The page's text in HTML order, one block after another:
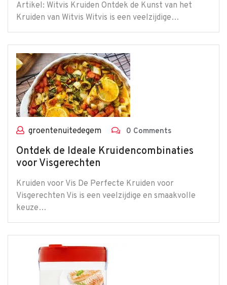
Artikel: Witvis Kruiden Ontdek de Kunst van het
Kruiden van Witvis Witvis is een veelzijdige…
groentenuitedegem 0 Comments
Ontdek de Ideale Kruidencombinaties
voor Visgerechten
Kruiden voor Vis De Perfecte Kruiden voor
Visgerechten Vis is een veelzijdige en smaakvolle
keuze…